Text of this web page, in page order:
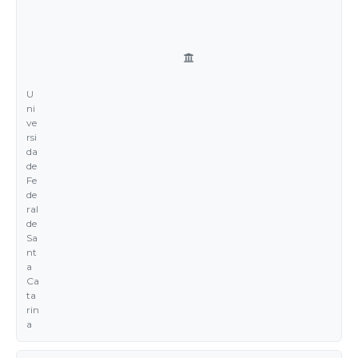
U
ni
ve
rsi
da
de
Fe
de
ral
de
Sa
nt
a
Ca
ta
rin
a